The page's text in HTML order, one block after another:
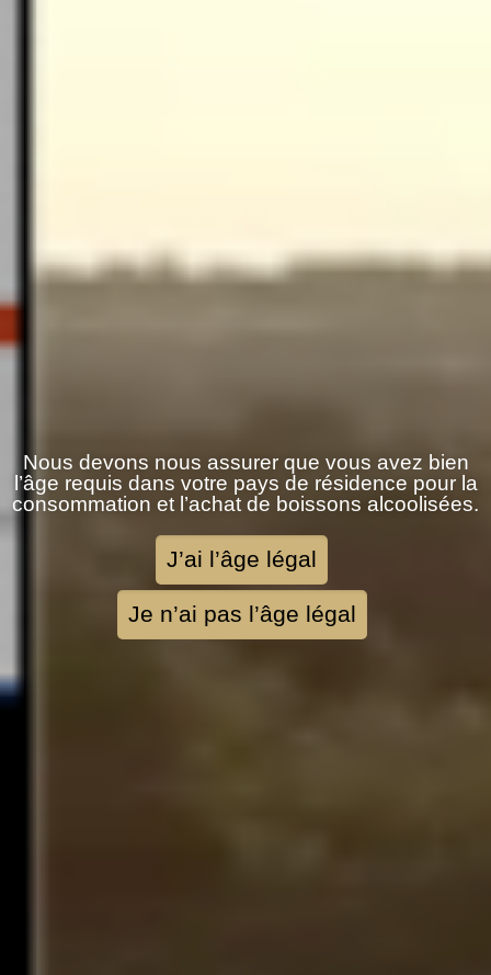
Bienvenue sur notre site
Nous devons nous assurer que vous avez bien
l’âge requis dans votre pays de résidence pour la
consommation et l’achat de boissons alcoolisées.
J’ai l’âge légal
Je n’ai pas l’âge légal